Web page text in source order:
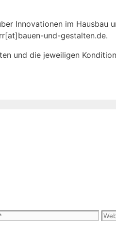
Innovationen im Hausbau
und-gestalten.de.
und die jeweiligen